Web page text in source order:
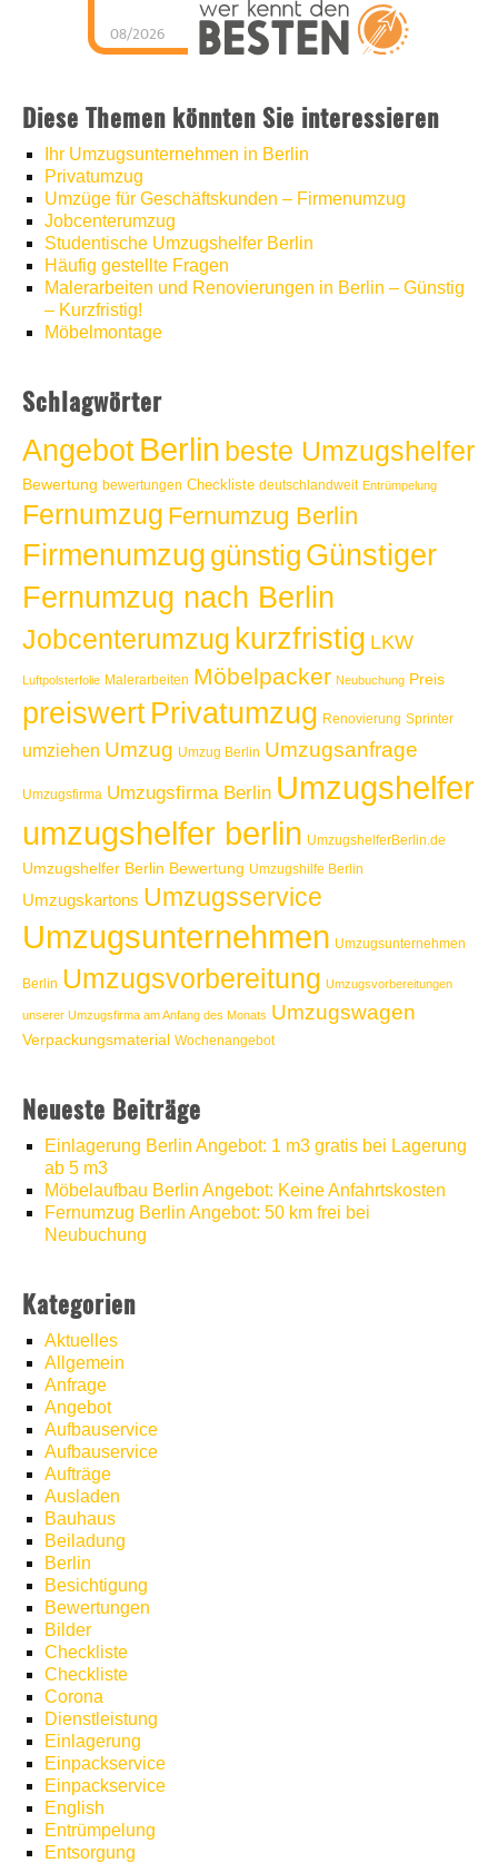
08/2026 Umzugshelfer Berlin
hat5von5 Sternen |
werkenntdenBESTEN.de
Diese Themen könnten Sie interessieren
Ihr Umzugsunternehmen in Berlin
Privatumzug
Umzüge für Geschäftskunden – Firmenumzug
Jobcenterumzug
Studentische Umzugshelfer Berlin
Häufig gestellte Fragen
Malerarbeiten und Renovierungen in Berlin – Günstig
– Kurzfristig!
Möbelmontage
Schlagwörter
AngebotBerlin beste Umzugshelfer
Bewertung bewertungen Checkliste deutschlandweit Entrümpelung
Fernumzug Fernumzug Berlin
Firmenumzug günstig Günstiger
Fernumzug nach Berlin
Jobcenterumzug kurzfristig LKW
Luftpolsterfolie Malerarbeiten Möbelpacker Neubuchung Preis
preiswert Privatumzug Renovierung Sprinter
umziehen Umzug Umzug Berlin Umzugsanfrage
Umzugsfirma Umzugsfirma Berlin Umzugshelfer
umzugshelfer berlin UmzugshelferBerlin.de
Umzugshelfer Berlin Bewertung Umzugshilfe Berlin
Umzugskartons Umzugsservice
Umzugsunternehmen Umzugsunternehmen
Berlin Umzugsvorbereitung Umzugsvorbereitungen
unserer Umzugsfirma am Anfang des Monats Umzugswagen
Verpackungsmaterial Wochenangebot
Neueste Beiträge
Einlagerung Berlin Angebot: 1 m3 gratis bei Lagerung
ab 5 m3
Möbelaufbau Berlin Angebot: Keine Anfahrtskosten
Fernumzug Berlin Angebot: 50 km frei bei
Neubuchung
Kategorien
Aktuelles
Allgemein
Anfrage
Angebot
Aufbauservice
Aufbauservice
Aufträge
Ausladen
Bauhaus
Beiladung
Berlin
Besichtigung
Bewertungen
Bilder
Checkliste
Checkliste
Corona
Dienstleistung
Einlagerung
Einpackservice
Einpackservice
English
Entrümpelung
Entsorgung